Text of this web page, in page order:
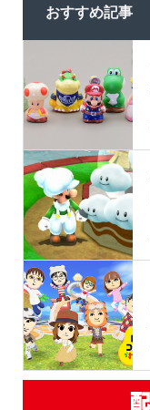
おすすめ記事